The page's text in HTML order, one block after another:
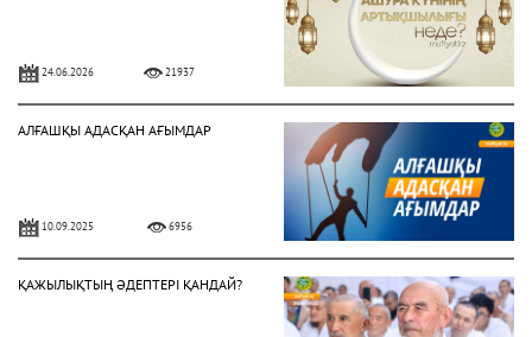
24.06.2026 21937
АЛҒАШҚЫ АДАСҚАН АҒЫМДАР
10.09.2025 6956
ҚАЖЫЛЫҚТЫҢ ӘДЕПТЕРІ ҚАНДАЙ?